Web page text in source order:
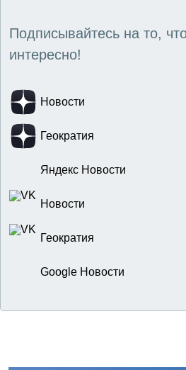
Подписывайтесь на то,
интересно!
Новости
Геократия
Яндекс Новости
Новости
Геократия
Google Новости